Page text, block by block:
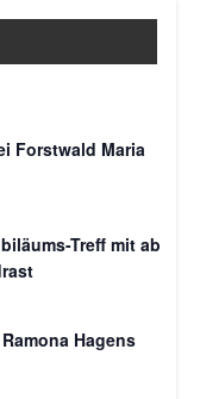
Forstwald Maria
Treff mit ab
Hagens